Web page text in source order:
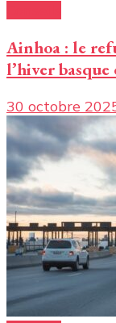
Ainhoa : le
l’hiver
30 octobre